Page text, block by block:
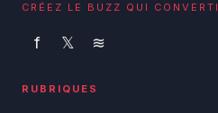
CRÉEZ LE BUZZ QUI CONVERTI
f 𝕏 ≋
RUBRIQUES